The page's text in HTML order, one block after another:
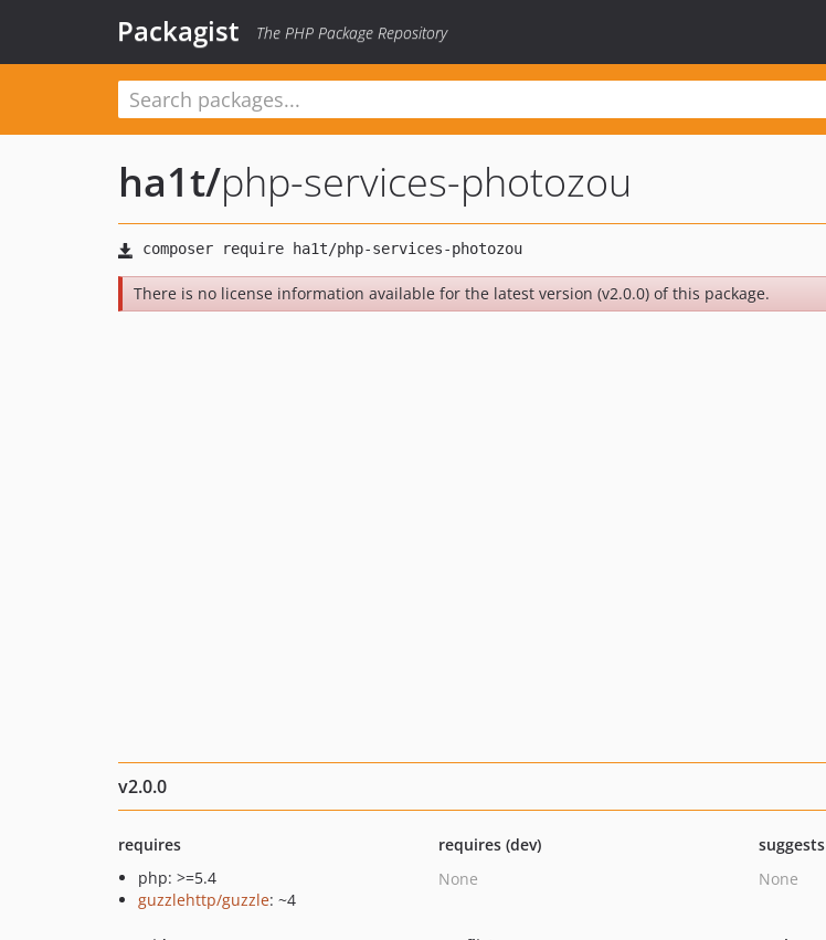
Packagist The PHP Package Repository
ha1t/php-services-photozou
There is no license information available for the latest version (v2.0.0) of this package.
v2.0.0
requires
php: >=5.4
guzzlehttp/guzzle: ~4
requires (dev)
None
suggests
None